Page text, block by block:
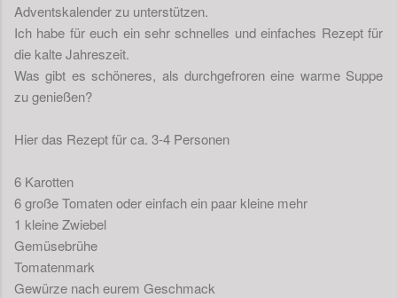
Adventskalender zu unterstützen.
Ich habe für euch ein sehr schnelles und einfaches Rezept für
die kalte Jahreszeit.
Was gibt es schöneres, als durchgefroren eine warme Suppe
zu genießen?
Hier das Rezept für ca. 3-4 Personen
6 Karotten
6 große Tomaten oder einfach ein paar kleine mehr
1 kleine Zwiebel
Gemüsebrühe
Tomatenmark
Gewürze nach eurem Geschmack